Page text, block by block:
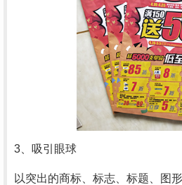
3、吸引眼球
以突出的商标、标志、标题、图